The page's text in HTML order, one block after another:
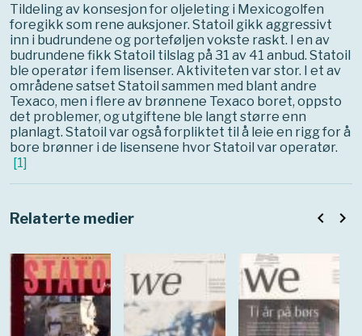
Tildeling av konsesjon for oljeleting i Mexicogolfen
foregikk som rene auksjoner. Statoil gikk aggressivt
inn i budrundene og porteføljen vokste raskt. I en av
budrundene fikk Statoil tilslag på 31 av 41 anbud. Statoil
ble operatør i fem lisenser. Aktiviteten var stor. I et av
områdene satset Statoil sammen med blant andre
Texaco, men i flere av brønnene Texaco boret, oppsto
det problemer, og utgiftene ble langt større enn
planlagt. Statoil var også forpliktet til å leie en rigg for å
bore brønner i de lisensene hvor Statoil var operatør.
[1]
Relaterte medier navigate_before navigate_next